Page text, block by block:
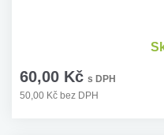
60,00 Kč s DPH
50,00 Kč bez DPH